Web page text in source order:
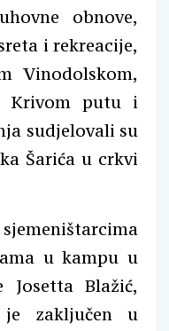
obnove,
i rekreacije,
Vinodolskom,
Krivom putu i
sudjelovali su
Šarića u crkvi
u kampu u
Blažić,
je zaključen u